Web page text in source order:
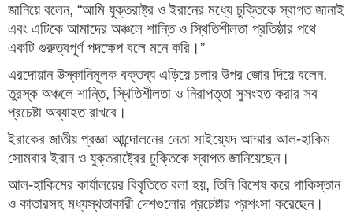
জানিয়ে বলেন, “আমি যুক্তরাষ্ট্র ও ইরানের মধ্যে চুক্তিকে স্বাগত জানাই
এবং এটিকে আমাদের অঞ্চলে শান্তি ও স্থিতিশীলতা প্রতিষ্ঠার পথে
একটি গুরুত্বপূর্ণ পদক্ষেপ বলে মনে করি।”
এরদোয়ান উস্কানিমূলক বক্তব্য এড়িয়ে চলার উপর জোর দিয়ে বলেন,
তুরস্ক অঞ্চলে শান্তি, স্থিতিশীলতা ও নিরাপত্তা সুসংহত করার সব
প্রচেষ্টা অব্যাহত রাখবে।
ইরাকের জাতীয় প্রজ্ঞা আন্দোলনের নেতা সাইয়্যেদ আম্মার আল-হাকিম
সোমবার ইরান ও যুক্তরাষ্ট্রের চুক্তিকে স্বাগত জানিয়েছেন।
আল-হাকিমের কার্যালয়ের বিবৃতিতে বলা হয়, তিনি বিশেষ করে পাকিস্তান
ও কাতারসহ মধ্যস্থতাকারী দেশগুলোর প্রচেষ্টার প্রশংসা করেছেন।